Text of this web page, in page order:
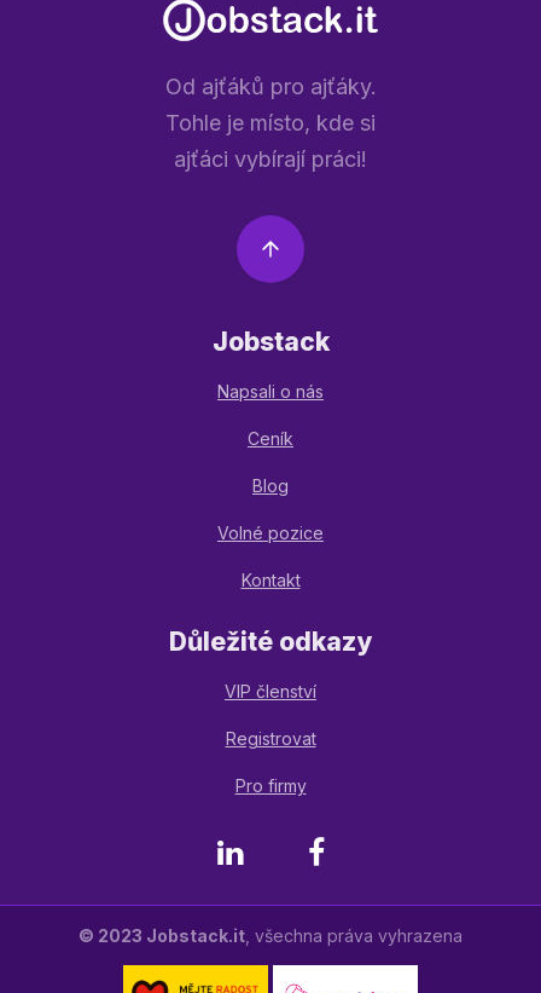
Od ajťáků pro ajťáky.
Tohle je místo, kde si
ajťáci vybírají práci!
Jobstack
Napsali o nás
Ceník
Blog
Volné pozice
Kontakt
Důležité odkazy
VIP členství
Registrovat
Pro firmy
LinkedIn Facebook
© 2023 Jobstack.it , všechna práva vyhrazena